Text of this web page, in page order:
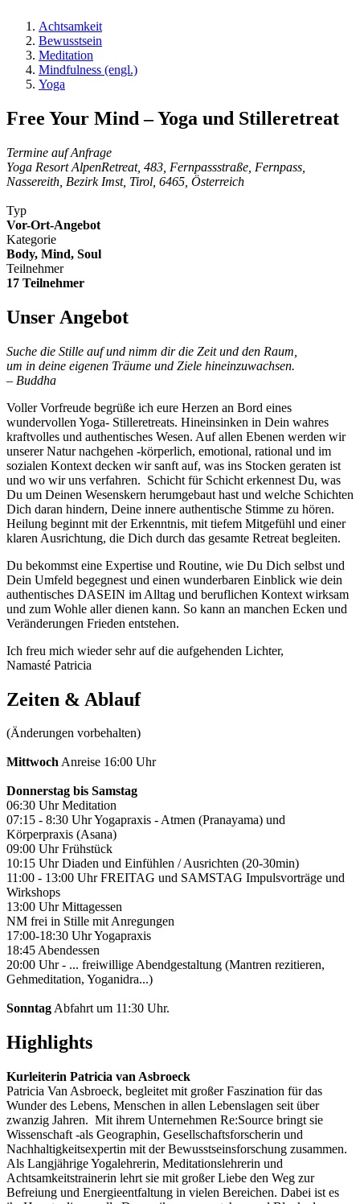
Achtsamkeit
Bewusstsein
Meditation
Mindfulness (engl.)
Yoga
Free Your Mind – Yoga und Stilleretreat
Termine auf Anfrage
Yoga Resort AlpenRetreat, 483, Fernpassstraße, Fernpass,
Nassereith, Bezirk Imst, Tirol, 6465, Österreich
Typ
Vor-Ort-Angebot
Kategorie
Body, Mind, Soul
Teilnehmer
17 Teilnehmer
Unser Angebot
Suche die Stille auf und nimm dir die Zeit und den Raum,
um in deine eigenen Träume und Ziele hineinzuwachsen.
– Buddha
Voller Vorfreude begrüße ich eure Herzen an Bord eines
wundervollen Yoga- Stilleretreats. Hineinsinken in Dein wahres
kraftvolles und authentisches Wesen. Auf allen Ebenen werden wir
unserer Natur nachgehen -körperlich, emotional, rational und im
sozialen Kontext decken wir sanft auf, was ins Stocken geraten ist
und wo wir uns verfahren. Schicht für Schicht erkennest Du, was
Du um Deinen Wesenskern herumgebaut hast und welche Schichten
Dich daran hindern, Deine innere authentische Stimme zu hören.
Heilung beginnt mit der Erkenntnis, mit tiefem Mitgefühl und einer
klaren Ausrichtung, die Dich durch das gesamte Retreat begleiten.
Du bekommst eine Expertise und Routine, wie Du Dich selbst und
Dein Umfeld begegnest und einen wunderbaren Einblick wie dein
authentisches DASEIN im Alltag und beruflichen Kontext wirksam
und zum Wohle aller dienen kann. So kann an manchen Ecken und
Veränderungen Frieden entstehen.
Ich freu mich wieder sehr auf die aufgehenden Lichter,
Namasté Patricia
Zeiten & Ablauf
(Änderungen vorbehalten)
MittwochAnreise 16:00 Uhr
Donnerstag bis Samstag
06:30 Uhr Meditation
07:15 - 8:30 Uhr Yogapraxis - Atmen (Pranayama) und
Körperpraxis (Asana)
09:00 Uhr Frühstück
10:15 Uhr Diaden und Einfühlen / Ausrichten (20-30min)
11:00 - 13:00 Uhr FREITAG und SAMSTAG Impulsvorträge und
Wirkshops
13:00 Uhr Mittagessen
NM frei in Stille mit Anregungen
17:00-18:30 Uhr Yogapraxis
18:45 Abendessen
20:00 Uhr - ... freiwillige Abendgestaltung (Mantren rezitieren,
Gehmeditation, Yoganidra...)
SonntagAbfahrt um 11:30 Uhr.
Highlights
Kurleiterin Patricia van Asbroeck
Patricia Van Asbroeck, begleitet mit großer Faszination für das
Wunder des Lebens, Menschen in allen Lebenslagen seit über
zwanzig Jahren. Mit ihrem Unternehmen Re:Source bringt sie
Wissenschaft -als Geographin, Gesellschaftsforscherin und
Nachhaltigkeitsexpertin mit der Bewusstseinsforschung zusammen.
Als Langjährige Yogalehrerin, Meditationslehrerin und
Achtsamkeitstrainerin lehrt sie mit großer Liebe den Weg zur
Befreiung und Energieentfaltung in vielen Bereichen. Dabei ist es